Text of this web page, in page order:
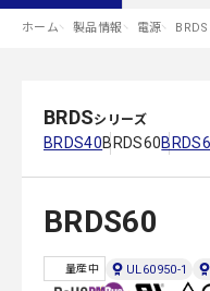
ホーム 製品情報 電源
BRDSシリーズ
BRDS40BRDS60
BRDS60
量産中 UL60950-1